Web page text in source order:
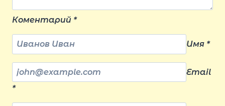
Коментарий *
Имя *
Email
*